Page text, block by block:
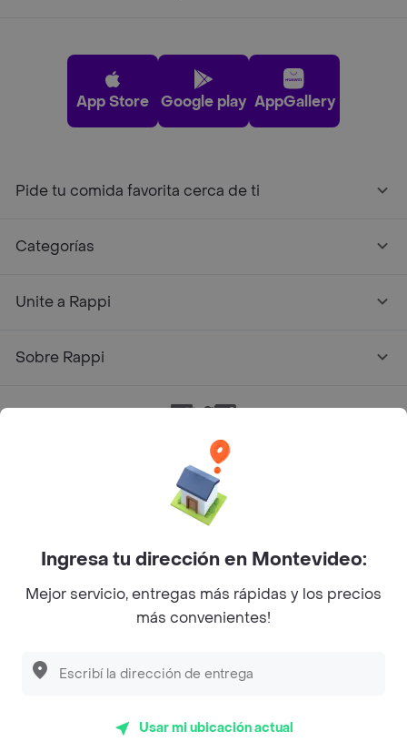
App Store Google play AppGallery
Pide tu comida favorita cerca de ti
Categorías
Unite a Rappi
Sobre Rappi
Facebook
Twitter
Instagram
Rappi Inc. All rights reserved.
Ingresa tu dirección en Montevideo:
Mejor servicio, entregas más rápidas y los precios
más convenientes!
Usar mi ubicación actual